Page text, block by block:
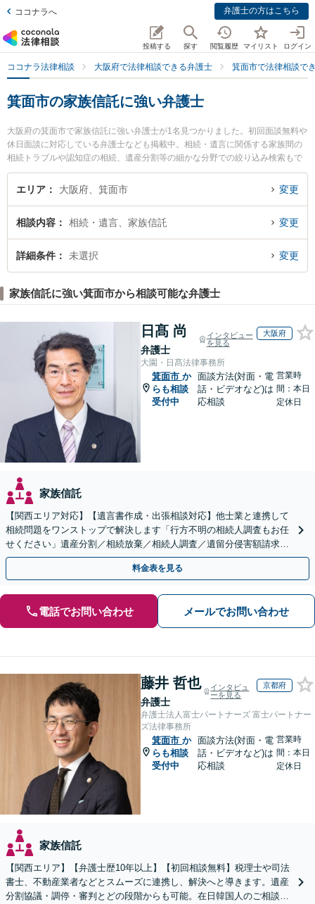
ココナラへ 弁護士の方はこちら
投稿する 探す 閲覧履歴 マイリスト ログイン
ココナラ法律相談 大阪府で法律相談できる弁護士 箕面市で法律相談で
箕面市の家族信託に強い弁護士
大阪府の箕面市で家族信託に強い弁護士が1名見つかりました。初回面談無料や
休日面談に対応している弁護士なども掲載中。相続・遺言に関係する家族間の
相続トラブルや認知症の相続、遺産分割等の細かな分野での絞り込み検索もで
き便利です。特に箕面駅前法律事務所の石塚 誠弁護士のプロフィール情報や弁
護士費用、強みなどが注目されています。『箕面市で土日や夜間に発生した家
談できる箕面市内の弁護士に相談予約したい』などでお困りの相談者さんにお
すすめです。
エリア 大阪府、箕面市 変更
相談内容 相続・遺言、家族信託 変更
詳細条件 未選択 変更
家族信託に強い箕面市から相談可能な弁護士
日髙 尚
弁護士
インタビュー
を見る
大阪府
大園・日髙法律事務所
箕面市 か
らも相談
受付中
面談方法(対面・電
話・ビデオなど)は
応相談
営業時
間：本日
定休日
家族信託
【関西エリア対応】【遺言書作成・出張相談対応】他士業と連携して
相続問題をワンストップで解決します「行方不明の相続人調査もお任
せください」遺産分割／相続放棄／相続人調査／遺留分侵害額請求／
登記など【休日・夜間面談可】【分割払い対応】
料金表を見る
電話でお問い合わせ メールでお問い合わせ
藤井 哲也
弁護士
インタビュ
ーを見る
京都府
弁護士法人富士パートナーズ 富士パートナー
ズ法律事務所
箕面市 か
らも相談
受付中
面談方法(対面・電
話・ビデオなど)は
応相談
営業時
間：本日
定休日
家族信託
【関西エリア】【弁護士歴10年以上】【初回相談無料】税理士や司法
書士、不動産業者などとスムーズに連携し、解決へと導きます。遺産
分割協議・調停・審判とどの段階からも可能。在日韓国人のご相談も